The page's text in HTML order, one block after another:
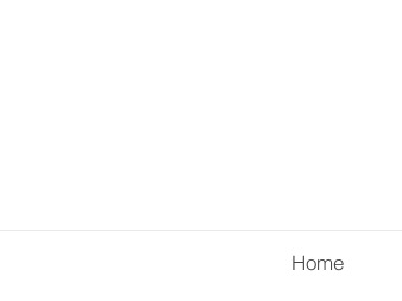
Home